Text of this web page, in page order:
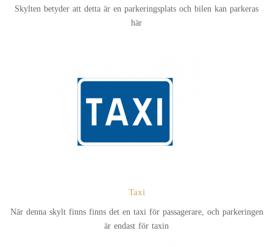
Skylten betyder att detta är en parkeringsplats och bilen kan parkeras
här
Taxi
När denna skylt finns finns det en taxi för passagerare, och parkeringen
är endast för taxin